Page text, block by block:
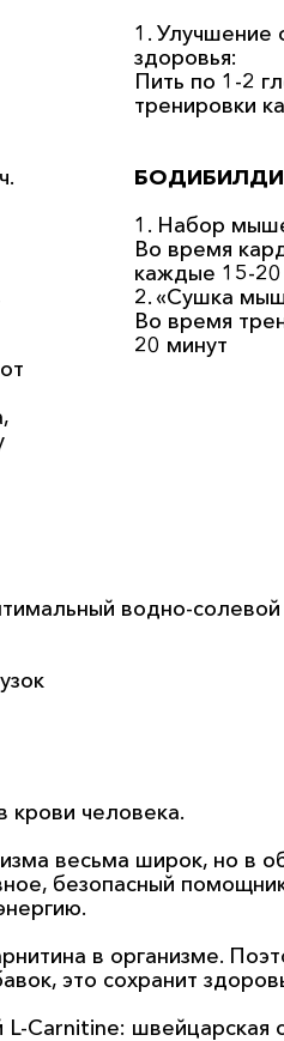
1. Улучшение
здоровья:
Пить по 1-2
тренировки
1. Набор
Во время
каждые 15-20
2. «Сушка
Во время
20 минут
водно-солевой
крови человека.
весьма широк, но в
безопасный
в организме.
это сохранит
Carnitine: швейцарская